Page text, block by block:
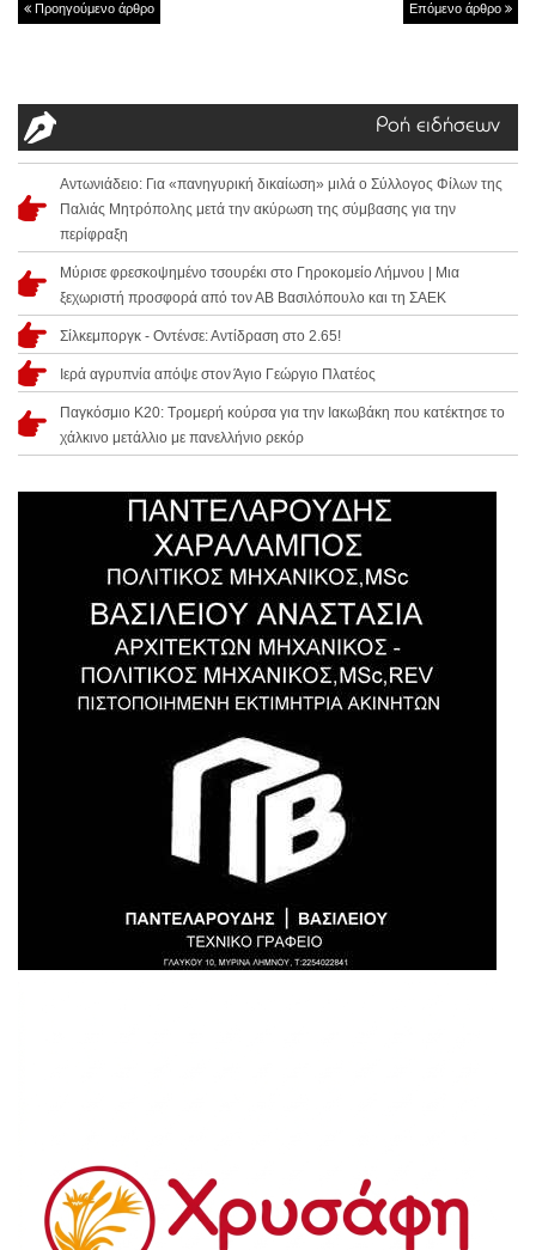
Προηγούμενο άρθρο Επόμενο άρθρο
Ροή ειδήσεων
Αντωνιάδειο: Για «πανηγυρική δικαίωση» μιλά ο Σύλλογος Φίλων της
Παλιάς Μητρόπολης μετά την ακύρωση της σύμβασης για την
περίφραξη
Μύρισε φρεσκοψημένο τσουρέκι στο Γηροκομείο Λήμνου | Μια
ξεχωριστή προσφορά από τον ΑΒ Βασιλόπουλο και τη ΣΑΕΚ
Σίλκεμποργκ - Οντένσε: Αντίδραση στο 2.65!
Ιερά αγρυπνία απόψε στον Άγιο Γεώργιο Πλατέος
Παγκόσμιο Κ20: Τρομερή κούρσα για την Ιακωβάκη που κατέκτησε το
χάλκινο μετάλλιο με πανελλήνιο ρεκόρ